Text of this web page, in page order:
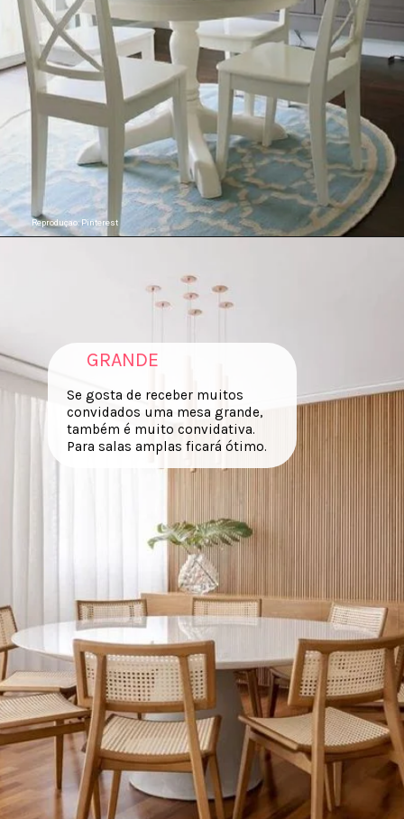
Reproduçao: Pinterest
GRANDE
Se gosta de receber muitos
convidados uma mesa grande,
também é muito convidativa.
Para salas amplas ficará ótimo.